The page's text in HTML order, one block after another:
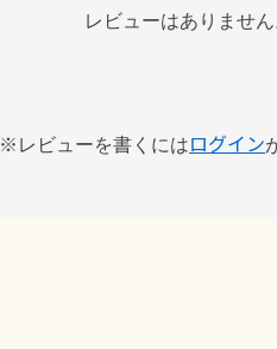
レビューはありません
※レビューを書くにはログイン